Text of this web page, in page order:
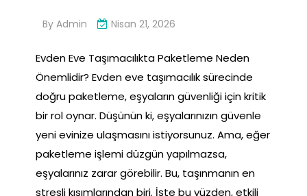
By Admin Nisan 21, 2026
Evden Eve Taşımacılıkta Paketleme Neden
Önemlidir? Evden eve taşımacılık sürecinde
doğru paketleme, eşyaların güvenliği için kritik
bir rol oynar. Düşünün ki, eşyalarınızın güvenle
yeni evinize ulaşmasını istiyorsunuz. Ama, eğer
paketleme işlemi düzgün yapılmazsa,
eşyalarınız zarar görebilir. Bu, taşınmanın en
stresli kısımlarından biri. İşte bu yüzden, etkili